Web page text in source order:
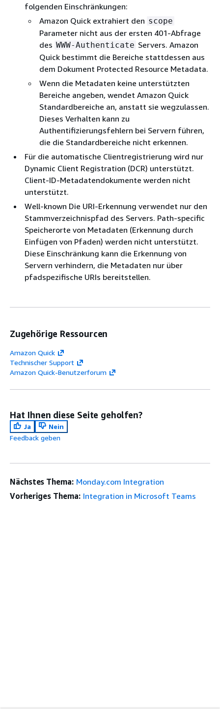
folgenden Einschränkungen:
Amazon Quick extrahiert den scope
Parameter nicht aus der ersten 401-Abfrage
des WWW-Authenticate Servers. Amazon
Quick bestimmt die Bereiche stattdessen aus
dem Dokument Protected Resource Metadata.
Wenn die Metadaten keine unterstützten
Bereiche angeben, wendet Amazon Quick
Standardbereiche an, anstatt sie wegzulassen.
Dieses Verhalten kann zu
Authentifizierungsfehlern bei Servern führen,
die die Standardbereiche nicht erkennen.
Für die automatische Clientregistrierung wird nur
Dynamic Client Registration (DCR) unterstützt.
Client-ID-Metadatendokumente werden nicht
unterstützt.
Well-known Die URI-Erkennung verwendet nur den
Stammverzeichnispfad des Servers. Path-specific
Speicherorte von Metadaten (Erkennung durch
Einfügen von Pfaden) werden nicht unterstützt.
Diese Einschränkung kann die Erkennung von
Servern verhindern, die Metadaten nur über
pfadspezifische URIs bereitstellen.
Zugehörige Ressourcen
Amazon Quick
Technischer Support
Amazon Quick-Benutzerforum
Hat Ihnen diese Seite geholfen?
Ja
Nein
Feedback geben
Nächstes Thema: Monday.com Integration
Vorheriges Thema: Integration in Microsoft Teams